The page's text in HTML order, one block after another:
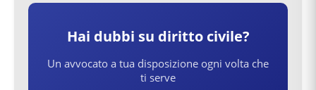
Hai dubbi su diritto civile?
Un avvocato a tua disposizione ogni volta che
ti serve